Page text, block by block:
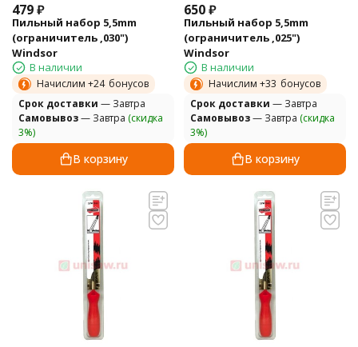
479₽
Пильный набор 5,5mm
(ограничитель ,030")
Windsor
В наличии
Начислим +24 бонусов
Cрок доставки — Завтра
Самовывоз— Завтра (скидка
3%)
В корзину
650₽
Пильный набор 5,5mm
(ограничитель ,025")
Windsor
В наличии
Начислим +33 бонусов
Cрок доставки — Завтра
Самовывоз— Завтра (скидка
3%)
В корзину